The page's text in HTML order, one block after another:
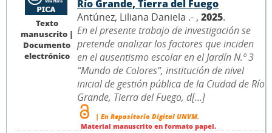
Texto
manuscrito |
Documento
electrónico
Río Grande, Tierra del Fuego
Antúnez, Liliana Daniela .- , 2025.
En el presente trabajo de investigación se
pretende analizar los factores que inciden
en el ausentismo escolar en el Jardín N.º 3
“Mundo de Colores”, institución de nivel
inicial de gestión pública de la Ciudad de Río
Grande, Tierra del Fuego, d[...]
| En Repositorio Digital UNVM.
Material manuscrito en formato papel.